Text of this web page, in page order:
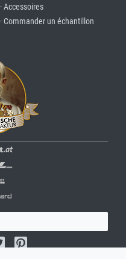
· Accessoires
· Commander un échantillon